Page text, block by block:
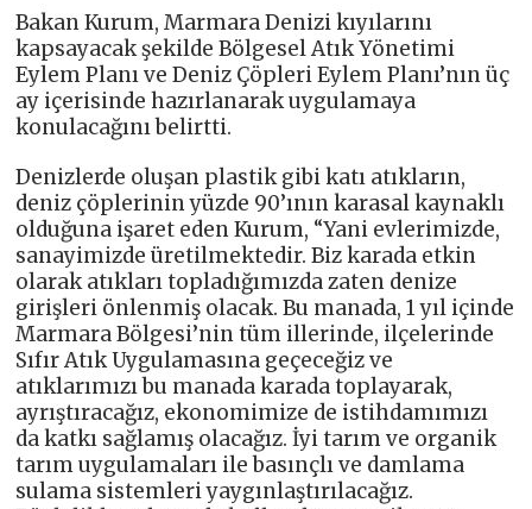
Bakan Kurum, Marmara Denizi kıyılarını
kapsayacak şekilde Bölgesel Atık Yönetimi
Eylem Planı ve Deniz Çöpleri Eylem Planı’nın üç
ay içerisinde hazırlanarak uygulamaya
konulacağını belirtti.
Denizlerde oluşan plastik gibi katı atıkların,
deniz çöplerinin yüzde 90’ının karasal kaynaklı
olduğuna işaret eden Kurum, “Yani evlerimizde,
sanayimizde üretilmektedir. Biz karada etkin
olarak atıkları topladığımızda zaten denize
girişleri önlenmiş olacak. Bu manada, 1 yıl içinde
Marmara Bölgesi’nin tüm illerinde, ilçelerinde
Sıfır Atık Uygulamasına geçeceğiz ve
atıklarımızı bu manada karada toplayarak,
ayrıştıracağız, ekonomimize de istihdamımızı
da katkı sağlamış olacağız. İyi tarım ve organik
tarım uygulamaları ile basınçlı ve damlama
sulama sistemleri yaygınlaştırılacağız.